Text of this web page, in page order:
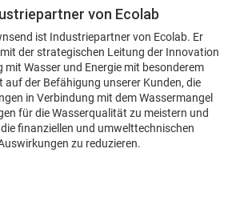
von Ecolab
ist Industriepartner von Ecolab. Er
der strategischen Leitung der Innovation
mit Wasser und Energie mit besonderem
auf der Befähigung unserer Kunden, die
in Verbindung mit dem Wassermangel
für die Wasserqualität zu meistern und
finanziellen und umwelttechnischen
zu reduzieren.